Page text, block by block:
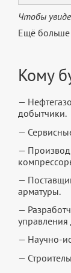
Чтобы
Ещё
Кому
—
добытчики.
—
—
—
арматуры.
—
— Научно-
—